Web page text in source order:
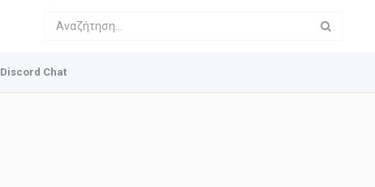
Discord Chat